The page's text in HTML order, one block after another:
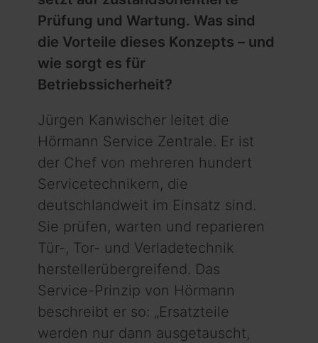
Prüfung und Wartung. Was sind
die Vorteile dieses Konzepts – und
wie sorgt es für
Betriebssicherheit?
Jürgen Kanwischer leitet die
Hörmann Service Zentrale. Er ist
der Chef von mehre­ren hundert
Service­technikern, die
deutschlandweit im Einsatz sind.
Sie prüfen, warten und reparieren
Tür-, Tor- und Verladetechnik
herstellerübergreifend. Das
Service-Prinzip von Hörmann
beschreibt er so: „Ersatzteile
werden nur dann ausgetauscht,